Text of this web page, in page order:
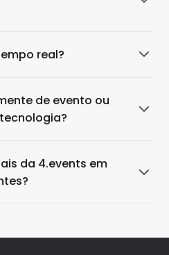
real?
de evento ou
da 4.events em